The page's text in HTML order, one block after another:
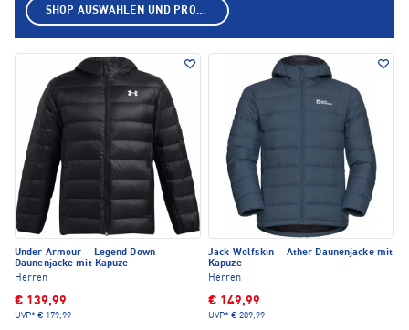
Under Armour ·
Legend Down
Daunenjacke mit Kapuze
Herren
€ 139,99
UVP* € 179,99
Jack Wolfskin · Ather Daunenjacke mit
Kapuze
Herren
€ 149,99
UVP* € 209,99
SHOP AUSWÄHLEN UND PRODUKTE ANZEIGEN